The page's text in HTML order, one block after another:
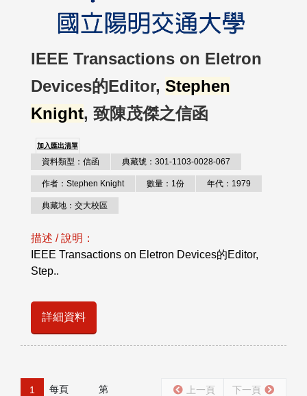
IEEE Transactions on Eletron
Devices的Editor, Stephen
Knight, 致陳茂傑之信函
加入匯出清單
資料類型：信函 典藏號：301-1103-0028-067
作者：Stephen Knight 數量：1份 年代：1979
典藏地：交大校區
描述 / 說明：
IEEE Transactions on Eletron Devices的Editor,
Step..
詳細資料
1 每頁 第 上一頁 下一頁